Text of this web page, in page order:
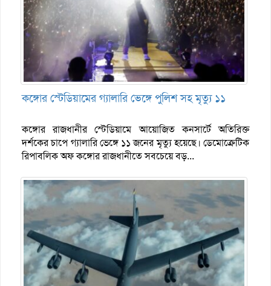
কঙ্গোর স্টেডিয়ামের গ্যালারি ভেঙ্গে পুলিশ সহ মৃত্যু ১১
কঙ্গোর রাজধানীর স্টেডিয়ামে আয়োজিত কনসার্টে অতিরিক্ত
দর্শকের চাপে গ্যালারি ভেঙ্গে ১১ জনের মৃত্যু হয়েছে। ডেমোক্রেটিক
রিপাবলিক অফ কঙ্গোর রাজধানীতে সবচেয়ে বড়...